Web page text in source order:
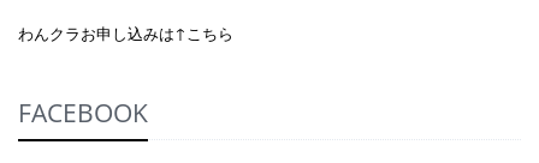
わんクラお申し込みは↑こちら
FACEBOOK